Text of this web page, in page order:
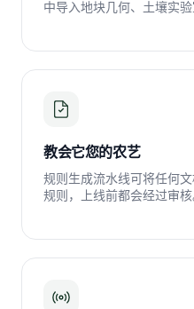
中导入地块几何、土壤实验
教会它您的农艺
规则生成流水线可将任何
规则，上线前都会经过审核